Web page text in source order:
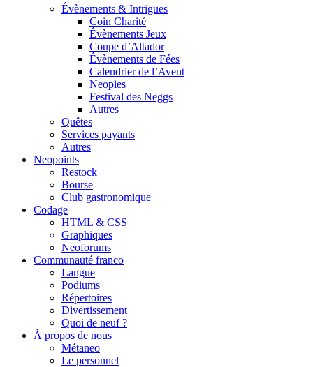
Évènements & Intrigues
Coin Charité
Évènements Jeux
Coupe d’Altador
Évènements de Fées
Calendrier de l’Avent
Neopies
Festival des Neggs
Autres
Quêtes
Services payants
Autres
Neopoints
Restock
Bourse
Club gastronomique
Codage
HTML & CSS
Graphiques
Neoforums
Communauté franco
Langue
Podiums
Répertoires
Divertissement
Quoi de neuf ?
À propos de nous
Métaneo
Le personnel